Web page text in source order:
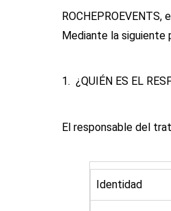
Mediante la siguiente
1. ¿QUIÉN ES EL
El responsable del
Identidad